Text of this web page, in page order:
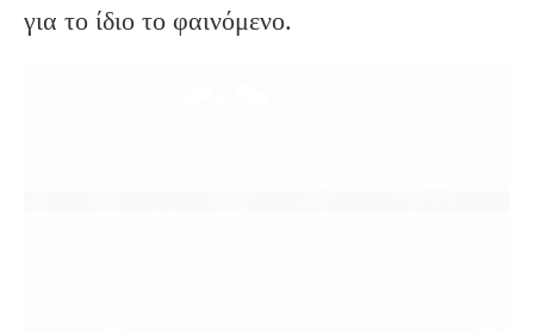
για το ίδιο το φαινόμενο.